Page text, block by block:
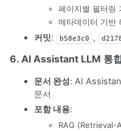
페이지별 필터링
메타데이터 기반
커밋: b58e3c0 ,
6. AI Assistant LLM 통
문서 완성: AI
문서
포함 내용:
RAG (Retrieval-